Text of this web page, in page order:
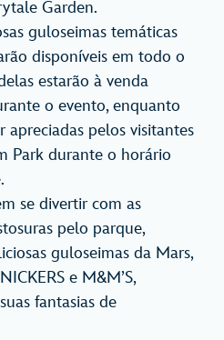
Garden.
guloseimas temáticas
disponíveis em todo o
estarão à venda
o evento, enquanto
apreciadas pelos visitantes
Park durante o horário
se divertir com as
pelo parque,
guloseimas da Mars,
e M&M’S,
fantasias de